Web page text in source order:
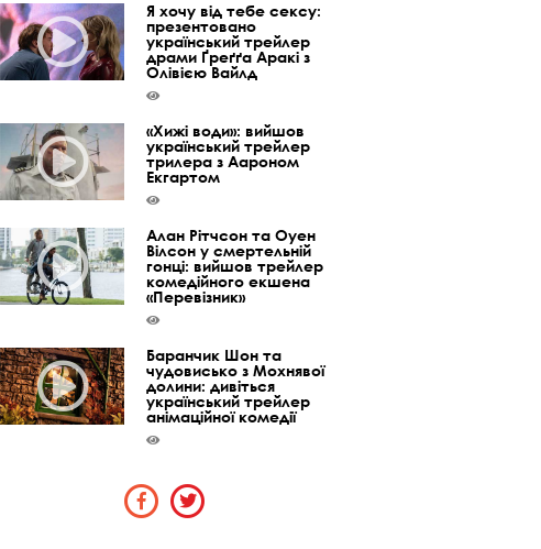
Я хочу від тебе сексу:
презентовано
український трейлер
драми Ґреґґа Аракі з
Олівією Вайлд
«Хижі води»: вийшов
український трейлер
трилера з Аароном
Екгартом
Алан Рітчсон та Оуен
Вілсон у смертельній
гонці: вийшов трейлер
комедійного екшена
«Перевізник»
Баранчик Шон та
чудовисько з Мохнявої
долини: дивіться
український трейлер
анімаційної комедії